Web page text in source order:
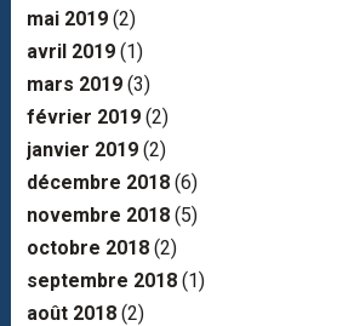
mai 2019(2)
avril 2019(1)
mars 2019(3)
février 2019(2)
janvier 2019(2)
décembre 2018(6)
novembre 2018(5)
octobre 2018(2)
septembre 2018(1)
août 2018(2)